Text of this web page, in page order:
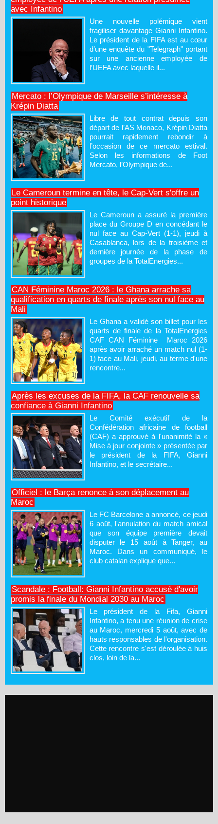
avec Infantino
Une nouvelle polémique vient
fragiliser davantage Gianni Infantino.
Le président de la FIFA est au cœur
d’une enquête du "Telegraph" portant
sur une ancienne employée de
l’UEFA avec laquelle il...
Mercato : l’Olympique de Marseille s’intéresse à
Krépin Diatta
Libre de tout contrat depuis son
départ de l’AS Monaco, Krépin Diatta
pourrait rapidement rebondir à
l’occasion de ce mercato estival.
Selon les informations de Foot
Mercato, l’Olympique de...
Le Cameroun termine en tête, le Cap-Vert s'offre un
point historique
Le Cameroun a assuré la première
place du Groupe D en concédant le
nul face au Cap-Vert (1-1), jeudi à
Casablanca, lors de la troisième et
dernière journée de la phase de
groupes de la TotalEnergies...
CAN Féminine Maroc 2026 : le Ghana arrache sa
qualification en quarts de finale après son nul face au
Mali
Le Ghana a validé son billet pour les
quarts de finale de la TotalEnergies
CAF CAN Féminine Maroc 2026
après avoir arraché un match nul (1-
1) face au Mali, jeudi, au terme d'une
rencontre...
Après les excuses de la FIFA, la CAF renouvelle sa
confiance à Gianni Infantino
Le Comité exécutif de la
Confédération africaine de football
(CAF) a approuvé à l'unanimité la «
Mise à jour conjointe » présentée par
le président de la FIFA, Gianni
Infantino, et le secrétaire...
Officiel : le Barça renonce à son déplacement au
Maroc
Le FC Barcelone a annoncé, ce jeudi
6 août, l'annulation du match amical
que son équipe première devait
disputer le 15 août à Tanger, au
Maroc. Dans un communiqué, le
club catalan explique que...
Scandale : Football: Gianni Infantino accusé d'avoir
promis la finale du Mondial 2030 au Maroc
Le président de la Fifa, Gianni
Infantino, a tenu une réunion de crise
au Maroc, mercredi 5 août, avec de
hauts responsables de l'organisation.
Cette rencontre s'est déroulée à huis
clos, loin de la...